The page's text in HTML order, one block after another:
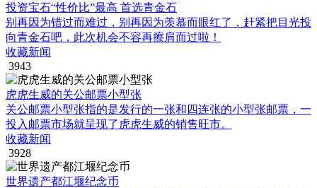
投资宝石“性价比”最高 首选青金石
别再因为错过而难过，别再因为羡慕而眼红了，赶紧把目光投
向青金石吧，此次机会不容再擦肩而过啦！
收藏新闻
3943
虎虎生威的关公邮票小型张
关公邮票小型张指的是发行的一张和四连张的小型张邮票，一
投入邮票市场就呈现了虎虎生威的销售旺市。
收藏新闻
3928
世界遗产都江堰纪念币